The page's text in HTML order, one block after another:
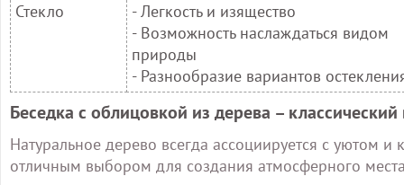
Стекло
- Легкость и изящество
- Возможность наслаждаться видом
природы
- Разнообразие вариантов
Беседка с облицовкой из дерева –
Натуральное дерево всегда ассоциируется с уютом
отличным выбором для создания атмосферного